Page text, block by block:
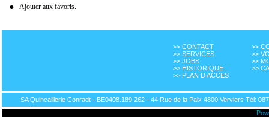
Ajouter aux favoris.
>> CONTACT
>> SERVICES
>> JOBS
>> HISTORIQUE
>> PLAN D ACCES
>>
>>
>>
>>
SA Quincaillerie Conradt - BE0408.189.262 - 44 Rue de la Paix 4800 Verviers Tél: